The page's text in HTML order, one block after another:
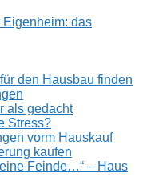
Eigenheim: das
den Hausbau finden
als gedacht
Stress?
vorm Hauskauf
kaufen
Feinde…“ – Haus